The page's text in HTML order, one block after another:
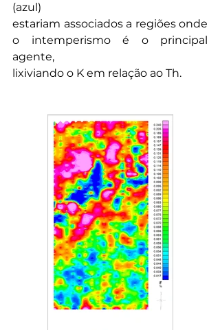
(azul)
estariam associados a regiões onde
o intemperismo é o principal
agente,
lixiviando o K em relação ao Th.